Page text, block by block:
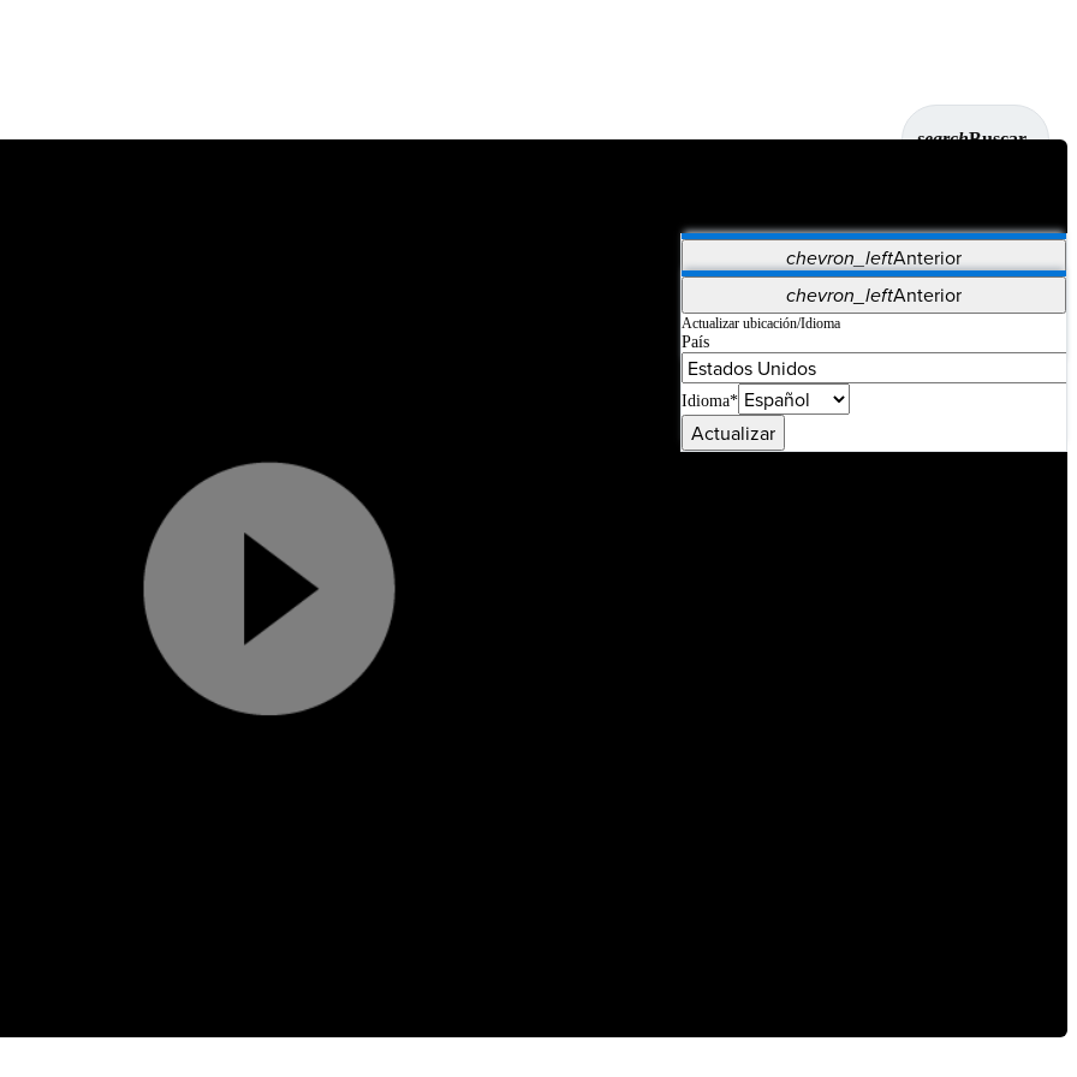
searchBuscar
chevron_leftAnterior
Vet Systems OrthoPedia Patient
Supplier Portal
Synergy Imaging & Resection
chevron_leftAnterior
Actualizar ubicación/Idioma
País
Idioma*
Actualizar
Play